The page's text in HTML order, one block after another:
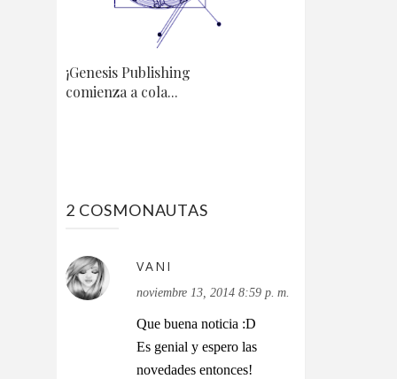
¡Genesis Publishing
comienza a cola...
2 COSMONAUTAS
VANI
noviembre 13, 2014 8:59 p. m.
Que buena noticia :D
Es genial y espero las
novedades entonces!